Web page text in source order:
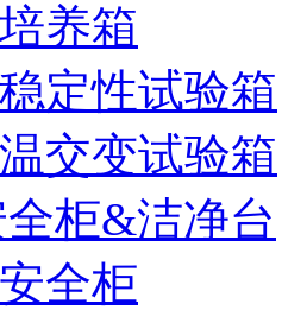
养箱
定性试验箱
交变试验箱
柜&洁净台
全柜